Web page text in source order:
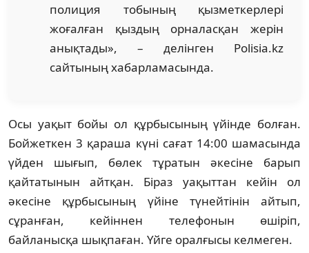
полиция тобының қызметкерлері
жоғалған қыздың орналасқан жерін
анықтады», – делінген Polisia.kz
сайтының хабарламасында.
Осы уақыт бойы ол құрбысының үйінде болған.
Бойжеткен 3 қараша күні сағат 14:00 шамасында
үйден шығып, бөлек тұратын әкесіне барып
қайтатынын айтқан. Біраз уақыттан кейін ол
әкесіне құрбысының үйіне түнейтінін айтып,
сұранған, кейіннен телефонын өшіріп,
байланысқа шықпаған. Үйге оралғысы келмеген.